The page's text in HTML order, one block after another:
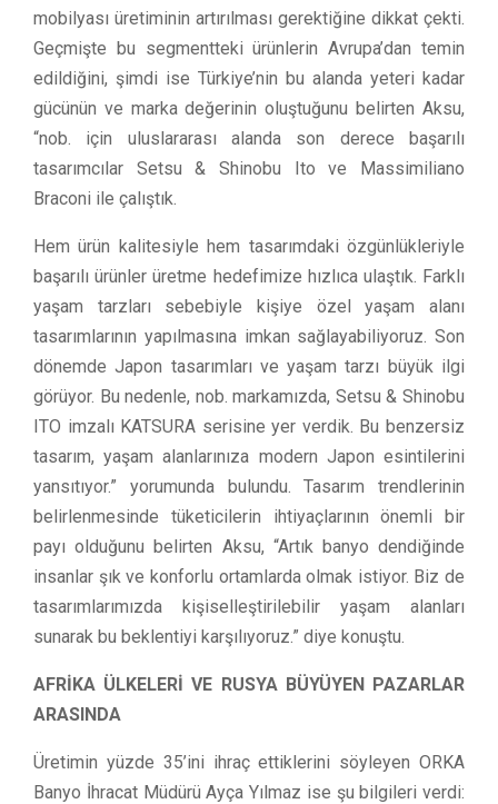
mobilyası üretiminin artırılması gerektiğine dikkat çekti.
Geçmişte bu segmentteki ürünlerin Avrupa’dan temin
edildiğini, şimdi ise Türkiye’nin bu alanda yeteri kadar
gücünün ve marka değerinin oluştuğunu belirten Aksu,
“nob. için uluslararası alanda son derece başarılı
tasarımcılar Setsu & Shinobu Ito ve Massimiliano
Braconi ile çalıştık.
Hem ürün kalitesiyle hem tasarımdaki özgünlükleriyle
başarılı ürünler üretme hedefimize hızlıca ulaştık. Farklı
yaşam tarzları sebebiyle kişiye özel yaşam alanı
tasarımlarının yapılmasına imkan sağlayabiliyoruz. Son
dönemde Japon tasarımları ve yaşam tarzı büyük ilgi
görüyor. Bu nedenle, nob. markamızda, Setsu & Shinobu
ITO imzalı KATSURA serisine yer verdik. Bu benzersiz
tasarım, yaşam alanlarınıza modern Japon esintilerini
yansıtıyor.” yorumunda bulundu. Tasarım trendlerinin
belirlenmesinde tüketicilerin ihtiyaçlarının önemli bir
payı olduğunu belirten Aksu, “Artık banyo dendiğinde
insanlar şık ve konforlu ortamlarda olmak istiyor. Biz de
tasarımlarımızda kişiselleştirilebilir yaşam alanları
sunarak bu beklentiyi karşılıyoruz.” diye konuştu.
AFRİKA ÜLKELERİ VE RUSYA BÜYÜYEN PAZARLAR
ARASINDA
Üretimin yüzde 35’ini ihraç ettiklerini söyleyen ORKA
Banyo İhracat Müdürü Ayça Yılmaz ise şu bilgileri verdi: